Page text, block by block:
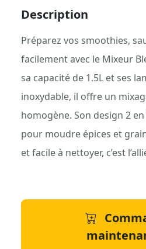
Description
Préparez vos smoothies,
facilement avec le Mixeur
sa capacité de 1.5L et ses
inoxydable, il offre un
homogène. Son design 2
pour moudre épices et
et facile à nettoyer, c’est